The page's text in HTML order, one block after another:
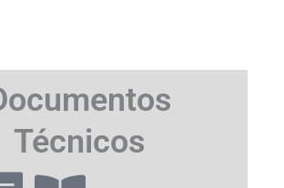
Técnicos